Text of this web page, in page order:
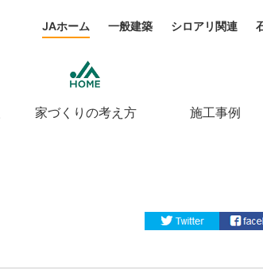
JAホーム 一般建築 シロアリ関連
家づくりの考え方 施工事例